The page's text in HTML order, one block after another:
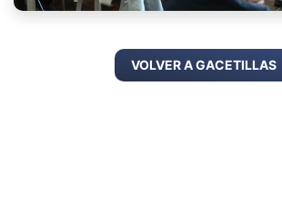
VOLVER A GACETILLAS